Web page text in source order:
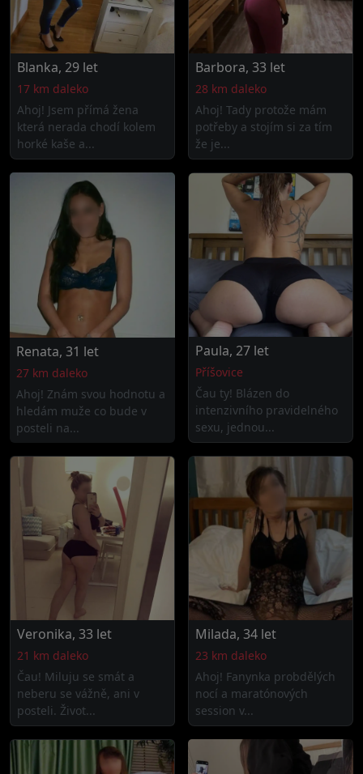
Blanka, 29 let
17 km daleko
Ahoj! Jsem přímá žena
která nerada chodí kolem
horké kaše a...
Barbora, 33 let
28 km daleko
Ahoj! Tady protože mám
potřeby a stojím si za tím
že je...
Renata, 31 let
27 km daleko
Ahoj! Znám svou hodnotu a
hledám muže co bude v
posteli na...
Paula, 27 let
Příšovice
Čau ty! Blázen do
intenzivního pravidelného
sexu, jednou...
Veronika, 33 let
21 km daleko
Čau! Miluju se smát a
neberu se vážně, ani v
posteli. Život...
Milada, 34 let
23 km daleko
Ahoj! Fanynka probdělých
nocí a maratónových
session v...